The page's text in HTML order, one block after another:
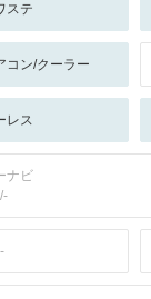
ステ
コン/クーラー
レス
ナビ